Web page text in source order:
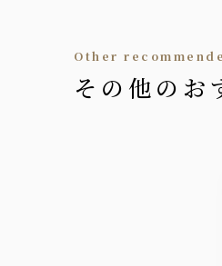
山
other
その他の